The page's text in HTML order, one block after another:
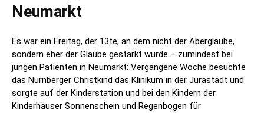
Neumarkt
Es war ein Freitag, der 13te, an dem nicht der Aberglaube,
sondern eher der Glaube gestärkt wurde – zumindest bei
jungen Patienten in Neumarkt: Vergangene Woche besuchte
das Nürnberger Christkind das Klinikum in der Jurastadt und
sorgte auf der Kinderstation und bei den Kindern der
Kinderhäuser Sonnenschein und Regenbogen für